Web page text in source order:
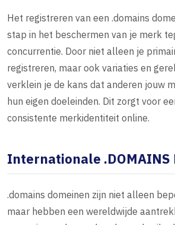
Het registreren van een .domains
stap in het beschermen van je merk
concurrentie. Door niet alleen je
registreren, maar ook variaties en
verklein je de kans dat anderen jouw
hun eigen doeleinden. Dit zorgt voor
consistente merkidentiteit online.
Internationale .DOMAINS
.domains domeinen zijn niet alleen
maar hebben een wereldwijde